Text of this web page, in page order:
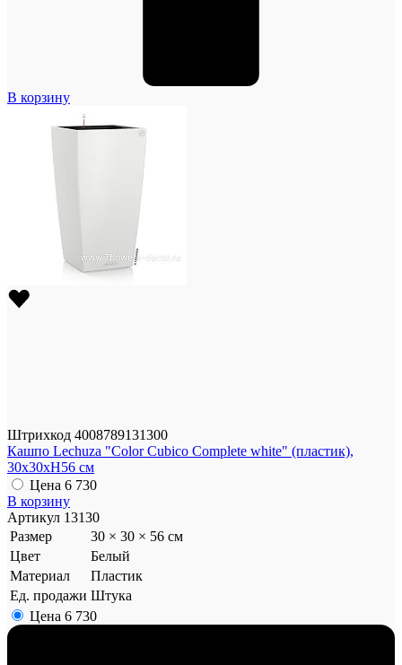
В корзину
Штрихкод 4008789131300
Кашпо Lechuza "Color Cubico Complete white" (пластик),
30x30xH56 см
Цена 6 730
В корзину
Артикул 13130
Размер
30 × 30 × 56 см
Цвет
Белый
Материал
Пластик
Ед. продажи Штука
Цена 6 730